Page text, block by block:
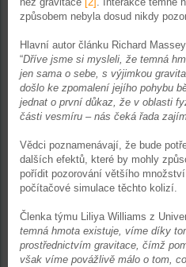
způsobem nebyla dosud nikdy
Hlavní autor článku Richard
“Dříve jsme si mysleli, že temná
jen sama o sebe, s výjimkou
došlo ke zpomalení jejího pohybu
jednat o první důkaz, že v oblasti
části vesmíru – nás čeká řada
Vědci poznamenávají, že bude
dalších efektů, které by mohly
pořídit pozorování většího
počítačové simulace těchto kolizí.
Členka týmu Liliya Williams z
temná hmota existuje, víme díky
prostřednictvím gravitace, čímž
však víme povážlivě málo o tom,